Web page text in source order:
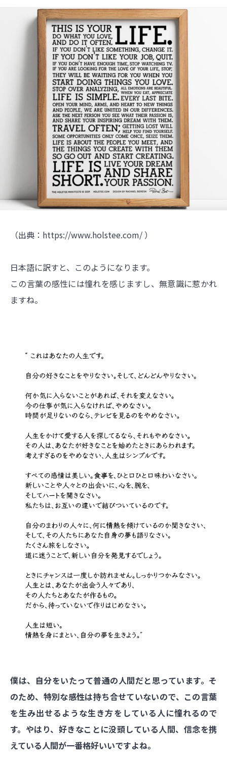
（出典： https://www.holstee.com/ ）
日本語に訳すと、このようになります。
この言葉の感性には憧れを感じますし、無意識に惹かれ
ますね。
僕は、自分をいたって普通の人間だと思っています。そ
のため、特別な感性は持ち合せていないので、この言葉
を生み出せるような生き方をしている人に憧れるので
す。やはり、好きなことに没頭している人間、信念を携
えている人間が一番格好いいですよね。